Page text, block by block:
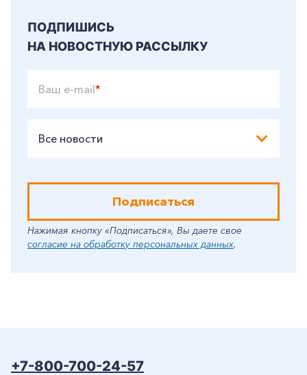
ПОДПИШИСЬ
НА НОВОСТНУЮ РАССЫЛКУ
Ваш e-mail*
Все новости
Подписаться
Нажимая кнопку «Подписаться», Вы даете свое
согласие на обработку персональных данных.
+7-800-700-24-57